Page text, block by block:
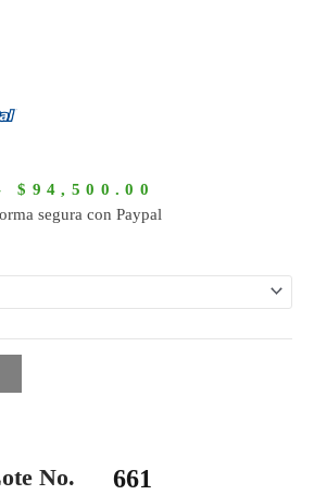
$ 94,500.00
precios:
hasta
$94,500.00
segura con Paypal
No. 661